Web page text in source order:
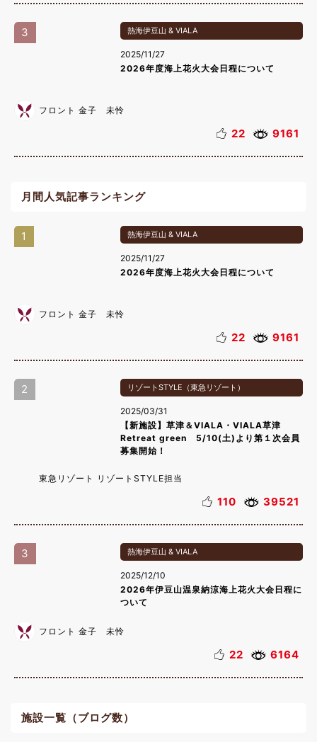
3 熱海伊豆山 & VIALA
2025/11/27
2026年度海上花火大会日程について
フロント 金子 未怜
22 9161
月間人気記事ランキング
1 熱海伊豆山 & VIALA
2025/11/27
2026年度海上花火大会日程について
フロント 金子 未怜
22 9161
2 リゾートSTYLE（東急リゾート）
2025/03/31
【新施設】草津＆VIALA・VIALA草津
Retreat green 5/10(土)より第１次会員
募集開始！
東急リゾート リゾートSTYLE担当
110 39521
3 熱海伊豆山 & VIALA
2025/12/10
2026年伊豆山温泉納涼海上花火大会日程に
ついて
フロント 金子 未怜
22 6164
施設一覧（ブログ数）